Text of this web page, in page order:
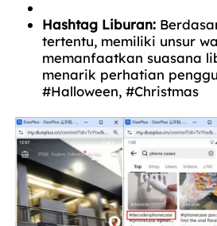
Hashtag Liburan:
tertentu, memiliki unsur
memanfaatkan suasana
menarik perhatian
#Halloween, #Christmas